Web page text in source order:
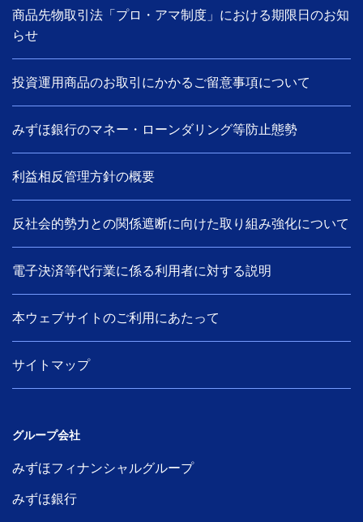
商品先物取引法「プロ・アマ制度」における期限日のお知
らせ
投資運用商品のお取引にかかるご留意事項について
みずほ銀行のマネー・ローンダリング等防止態勢
利益相反管理方針の概要
反社会的勢力との関係遮断に向けた取り組み強化について
電子決済等代行業に係る利用者に対する説明
本ウェブサイトのご利用にあたって
サイトマップ
グループ会社
みずほフィナンシャルグループ
みずほ銀行